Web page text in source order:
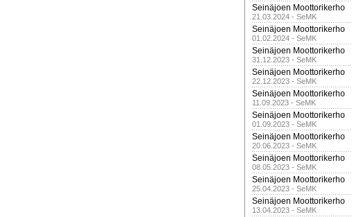
Seinäjoen Moottorikerho
21.03.2024 - SeMK
Seinäjoen Moottorikerho
01.02.2024 - SeMK
Seinäjoen Moottorikerho
31.12.2023 - SeMK
Seinäjoen Moottorikerho
22.12.2023 - SeMK
Seinäjoen Moottorikerho
11.09.2023 - SeMK
Seinäjoen Moottorikerho
01.09.2023 - SeMK
Seinäjoen Moottorikerho
20.06.2023 - SeMK
Seinäjoen Moottorikerho
08.05.2023 - SeMK
Seinäjoen Moottorikerho
25.04.2023 - SeMK
Seinäjoen Moottorikerho
13.04.2023 - SeMK